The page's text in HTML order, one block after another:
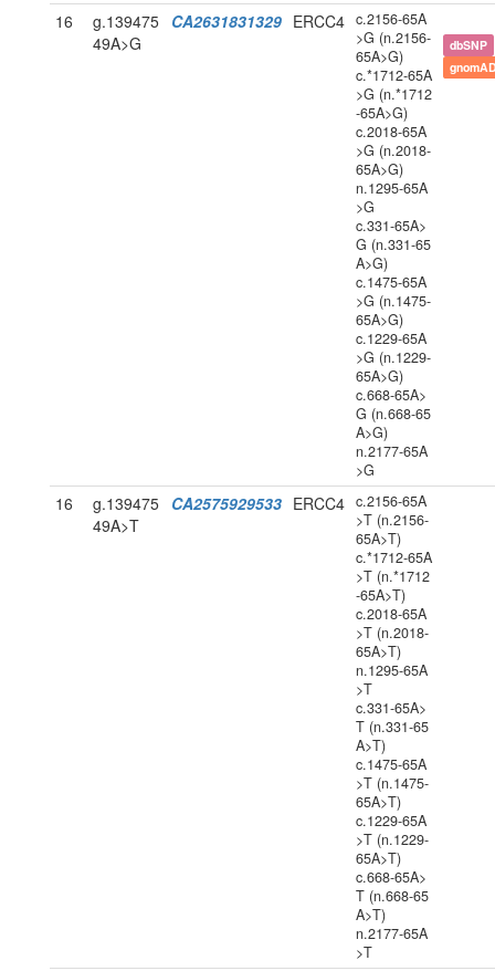
16
g.139475
49A>G
CA2631831329 ERCC4 c.2156-65A
>G (n.2156-
65A>G)
c.*1712-65A
>G (n.*1712
-65A>G)
c.2018-65A
>G (n.2018-
65A>G)
n.1295-65A
>G
c.331-65A>
G (n.331-65
A>G)
c.1475-65A
>G (n.1475-
65A>G)
c.1229-65A
>G (n.1229-
65A>G)
c.668-65A>
G (n.668-65
A>G)
n.2177-65A
>G
dbSNP
16
g.139475
49A>T
CA2575929533 ERCC4 c.2156-65A
>T (n.2156-
65A>T)
c.*1712-65A
>T (n.*1712
-65A>T)
c.2018-65A
>T (n.2018-
65A>T)
n.1295-65A
>T
c.331-65A>
T (n.331-65
A>T)
c.1475-65A
>T (n.1475-
65A>T)
c.1229-65A
>T (n.1229-
65A>T)
c.668-65A>
T (n.668-65
A>T)
n.2177-65A
>T